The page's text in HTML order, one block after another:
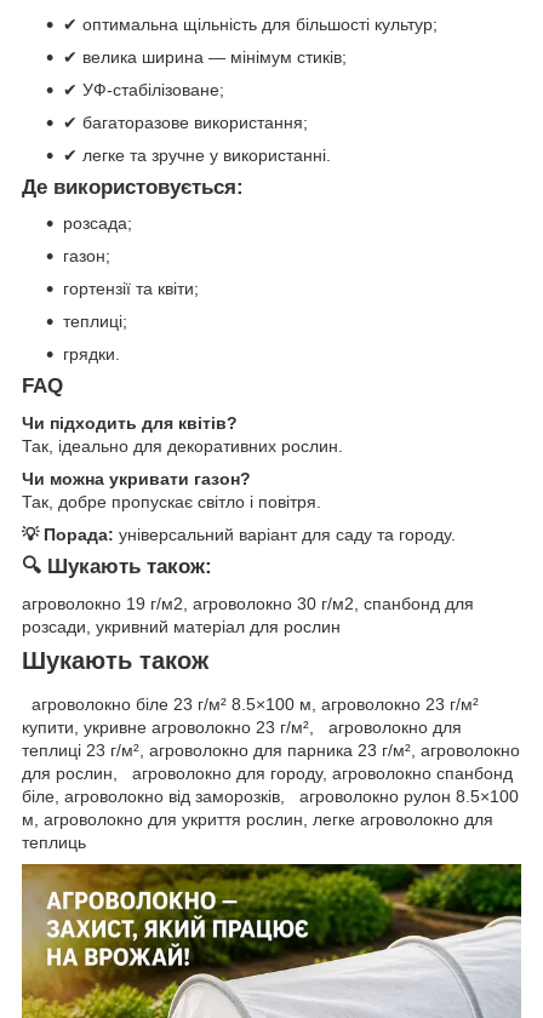
✔ оптимальна щільність для більшості культур;
✔ велика ширина — мінімум стиків;
✔ УФ-стабілізоване;
✔ багаторазове використання;
✔ легке та зручне у використанні.
Де використовується:
розсада;
газон;
гортензії та квіти;
теплиці;
грядки.
FAQ
Чи підходить для квітів?
Так, ідеально для декоративних рослин.
Чи можна укривати газон?
Так, добре пропускає світло і повітря.
💡 Порада: універсальний варіант для саду та городу.
🔍 Шукають також:
агроволокно 19 г/м2, агроволокно 30 г/м2, спанбонд для
розсади, укривний матеріал для рослин
Шукають також
агроволокно біле 23 г/м² 8.5×100 м, агроволокно 23 г/м²
купити, укривне агроволокно 23 г/м², агроволокно для
теплиці 23 г/м², агроволокно для парника 23 г/м², агроволокно
для рослин, агроволокно для городу, агроволокно спанбонд
біле, агроволокно від заморозків, агроволокно рулон 8.5×100
м, агроволокно для укриття рослин, легке агроволокно для
теплиць